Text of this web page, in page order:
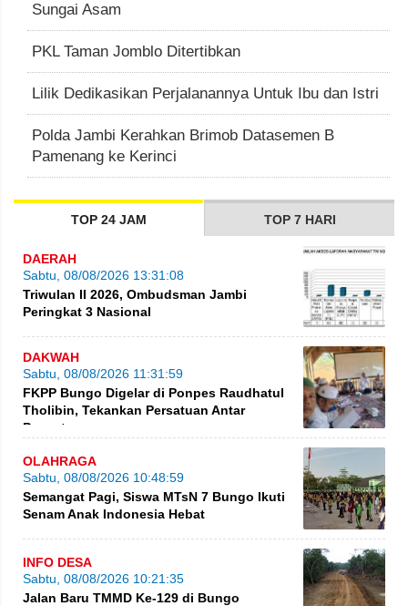
Sungai Asam
PKL Taman Jomblo Ditertibkan
Lilik Dedikasikan Perjalanannya Untuk Ibu dan Istri
Polda Jambi Kerahkan Brimob Datasemen B
Pamenang ke Kerinci
TOP 24 JAM TOP 7 HARI
DAERAH
Sabtu, 08/08/2026 13:31:08
Triwulan II 2026, Ombudsman Jambi
Peringkat 3 Nasional
DAKWAH
Sabtu, 08/08/2026 11:31:59
FKPP Bungo Digelar di Ponpes Raudhatul
Tholibin, Tekankan Persatuan Antar
Pesantren
OLAHRAGA
Sabtu, 08/08/2026 10:48:59
Semangat Pagi, Siswa MTsN 7 Bungo Ikuti
Senam Anak Indonesia Hebat
INFO DESA
Sabtu, 08/08/2026 10:21:35
Jalan Baru TMMD Ke-129 di Bungo